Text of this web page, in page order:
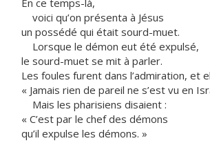
En ce temps-là,
voici qu’on présenta à Jésus
un possédé qui était sourd-muet.
Lorsque le démon eut été expulsé,
le sourd-muet se mit à parler.
Les foules furent dans l’admiration, et
« Jamais rien de pareil ne s’est vu en
Mais les pharisiens disaient :
« C’est par le chef des démons
qu’il expulse les démons. »